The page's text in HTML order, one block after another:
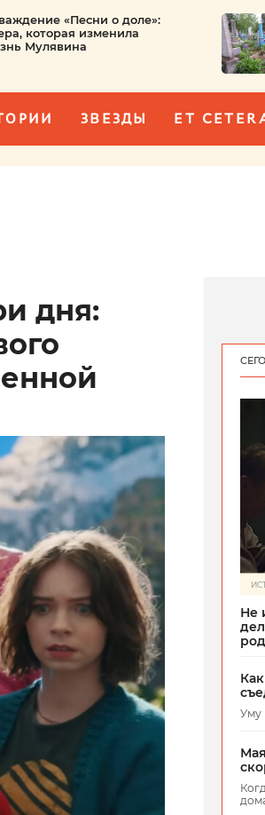
«Песни о доле»:
которая изменила
Мулявина
ЗВЕЗДЫ ET
дня:
Не
Уму